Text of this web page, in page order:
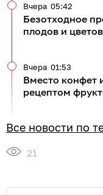
Безотходное
плодов и
Вчера 05:42
Вместо конфет
рецептом
Вчера 01:53
Все новости по
21